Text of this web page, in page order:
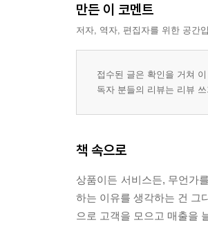
만든 이 코멘트
저자, 역자, 편집자를 위한 공간
접수된 글은 확인을 거쳐
독자 분들의 리뷰는 리뷰
책 속으로
상품이든 서비스든, 무언가
하는 이유를 생각하는 건 그
으로 고객을 모으고 매출을